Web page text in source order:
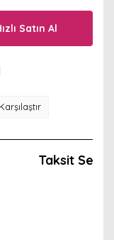
Satın Al
Karşılaştır
Taksit